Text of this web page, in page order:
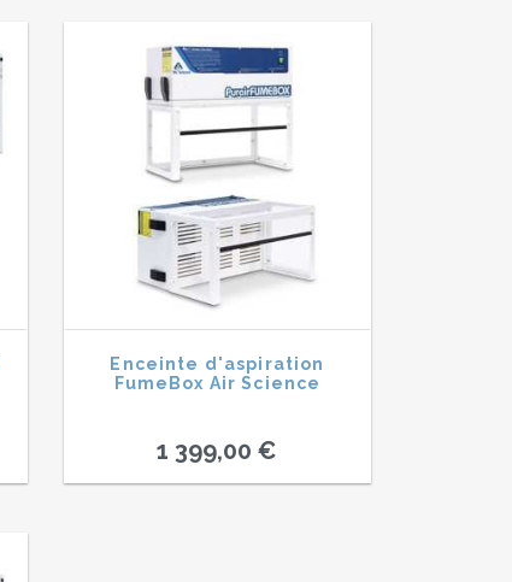
Enceinte d'aspiration
FumeBox Air Science
1 399,00 €